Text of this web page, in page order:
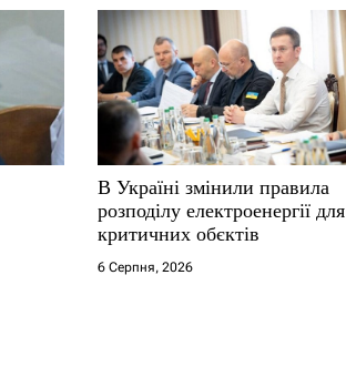
В Україні змінили правила
розподілу електроенергії для
критичних обєктів
6 Серпня, 2026